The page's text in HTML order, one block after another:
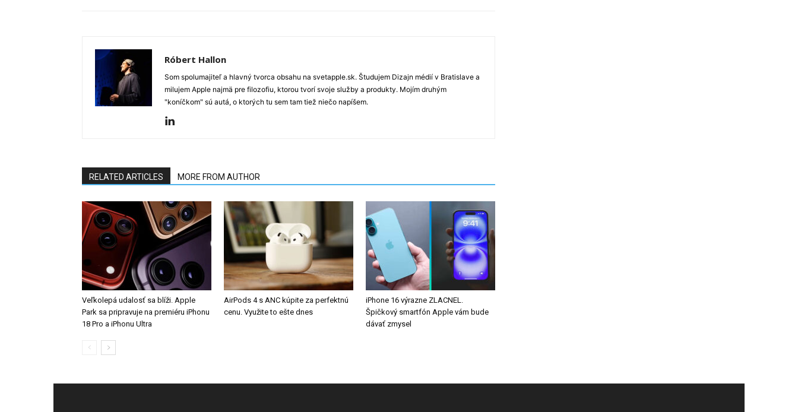
Róbert Hallon
Som spolumajiteľ a hlavný tvorca obsahu na svetapple.sk. Študujem Dizajn médií v Bratislave a
milujem Apple najmä pre filozofiu, ktorou tvorí svoje služby a produkty. Mojím druhým
"koníčkom" sú autá, o ktorých tu sem tam tiež niečo napíšem.
RELATED ARTICLES MORE FROM AUTHOR
Veľkolepá udalosť sa blíži. Apple
Park sa pripravuje na premiéru iPhonu
18 Pro a iPhonu Ultra
AirPods 4 s ANC kúpite za perfektnú
cenu. Využite to ešte dnes
iPhone 16 výrazne ZLACNEL.
Špičkový smartfón Apple vám bude
dávať zmysel